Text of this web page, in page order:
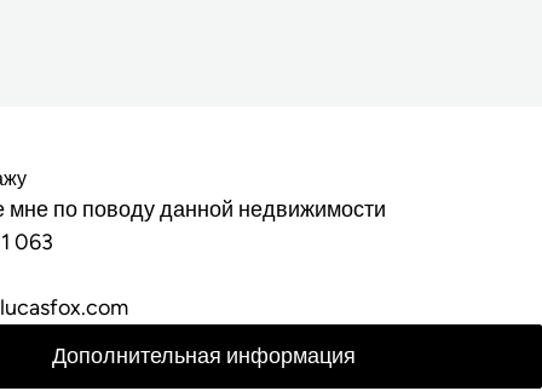
мне по поводу данной недвижимости
063
Дополнительная информация